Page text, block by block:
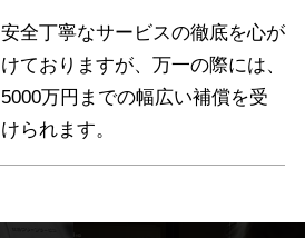
安全丁寧なサービスの徹底を心が
けておりますが、万一の際には、
5000万円までの幅広い補償を受
けられます。